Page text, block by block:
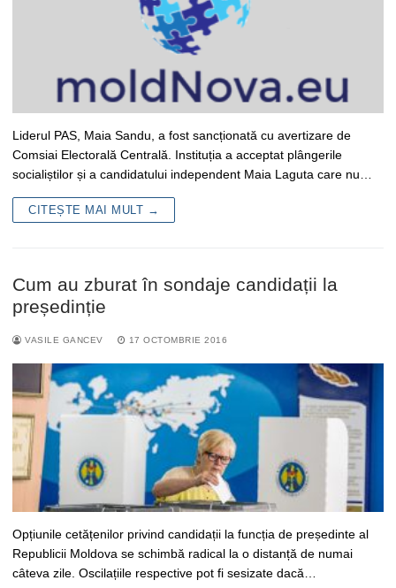
Liderul PAS, Maia Sandu, a fost sancționată cu avertizare de
Comsiai Electorală Centrală. Instituția a acceptat plângerile
socialiștilor și a candidatului independent Maia Laguta care nu…
CITEȘTE MAI MULT →
Cum au zburat în sondaje candidații la
președinție
VASILE GANCEV 17 OCTOMBRIE 2016
Opțiunile cetățenilor privind candidații la funcția de președinte al
Republicii Moldova se schimbă radical la o distanță de numai
câteva zile. Oscilațiile respective pot fi sesizate dacă…